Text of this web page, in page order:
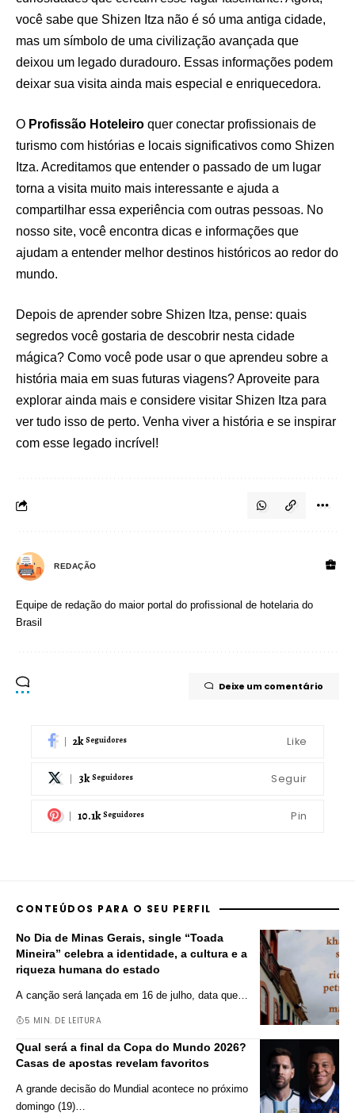
você sabe que Shizen Itza não é só uma antiga cidade,
mas um símbolo de uma civilização avançada que
deixou um legado duradouro. Essas informações podem
deixar sua visita ainda mais especial e enriquecedora.
O Profissão Hoteleiro quer conectar profissionais de
turismo com histórias e locais significativos como Shizen
Itza. Acreditamos que entender o passado de um lugar
torna a visita muito mais interessante e ajuda a
compartilhar essa experiência com outras pessoas. No
nosso site, você encontra dicas e informações que
ajudam a entender melhor destinos históricos ao redor do
mundo.
Depois de aprender sobre Shizen Itza, pense: quais
segredos você gostaria de descobrir nesta cidade
mágica? Como você pode usar o que aprendeu sobre a
história maia em suas futuras viagens? Aproveite para
explorar ainda mais e considere visitar Shizen Itza para
ver tudo isso de perto. Venha viver a história e se inspirar
com esse legado incrível!
REDAÇÃO
Equipe de redação do maior portal do profissional de hotelaria do
Brasil
Deixe um comentário
2k Seguidores Like
3k Seguidores Seguir
10.1k Seguidores Pin
CONTEÚDOS PARA O SEU PERFIL
No Dia de Minas Gerais, single “Toada
Mineira” celebra a identidade, a cultura e a
riqueza humana do estado
A canção será lançada em 16 de julho, data que
5 MIN. DE LEITURA
Qual será a final da Copa do Mundo 2026?
Casas de apostas revelam favoritos
A grande decisão do Mundial acontece no próximo
domingo (19)